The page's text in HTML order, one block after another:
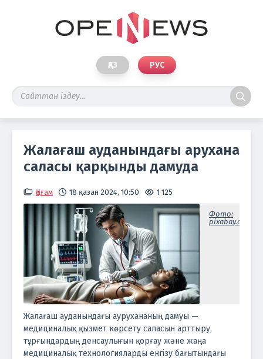
ҚАЗ РУС
Жалағаш ауданындағы арухана
саласы қарқынды дамуда
Қоғам 18 қазан 2024, 10:50 1 125
Фото:
pixabay.com
Жалағаш ауданындағы аурухананың дамуы —
медициналық қызмет көрсету сапасын арттыру,
тұрғындардың денсаулығын қорғау және жаңа
медициналық технологияларды енгізу бағытындағы